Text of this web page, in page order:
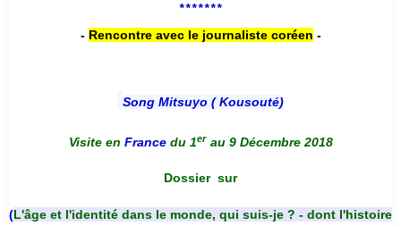
*******
- Rencontre avec le journaliste coréen -
Song Mitsuyo ( Kousouté)
Visite en France du 1er au 9 Décembre 2018
Dossier sur
(L'âge et l'identité dans le monde, qui suis-je ? - dont l'histoire